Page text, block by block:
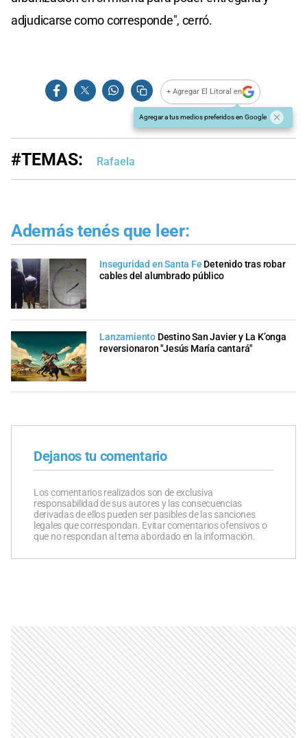
adjudicarse como corresponde", cerró.
+ Agregar El Litoral en
Agregar a tus medios preferidos en Google
#TEMAS: Rafaela
Además tenés que leer:
Inseguridad en Santa Fe Detenido tras robar
cables del alumbrado público
Lanzamiento Destino San Javier y La K’onga
reversionaron "Jesús María cantará"
Dejanos tu comentario
Los comentarios realizados son de exclusiva
responsabilidad de sus autores y las consecuencias
derivadas de ellos pueden ser pasibles de las sanciones
legales que correspondan. Evitar comentarios ofensivos o
que no respondan al tema abordado en la información.